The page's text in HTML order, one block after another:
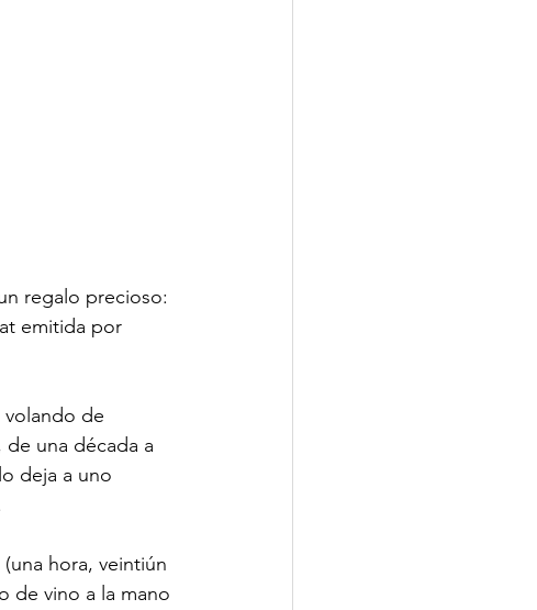
regalo precioso:
emitida por
de
una década a
deja a uno
hora, veintiún
de vino a la mano